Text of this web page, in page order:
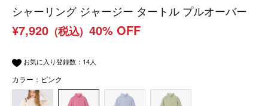
シャーリング ジャージー タートル プルオーバー
¥7,920 (税込) 40% OFF
お気に入り登録数： 14人
カラー：ピンク